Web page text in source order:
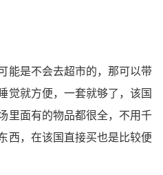
能是不会去超市的，那可以带
觉就方便，一套就够了，该国
里面有的物品都很全，不用千
西，在该国直接买也是比较便